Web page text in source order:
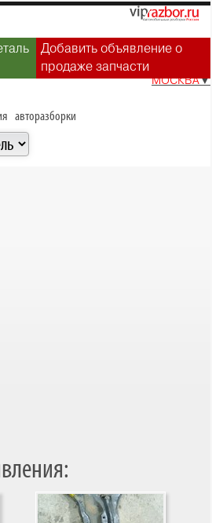
Добавить объявление о
продаже запчасти
МОСКВА▼
авторазборки